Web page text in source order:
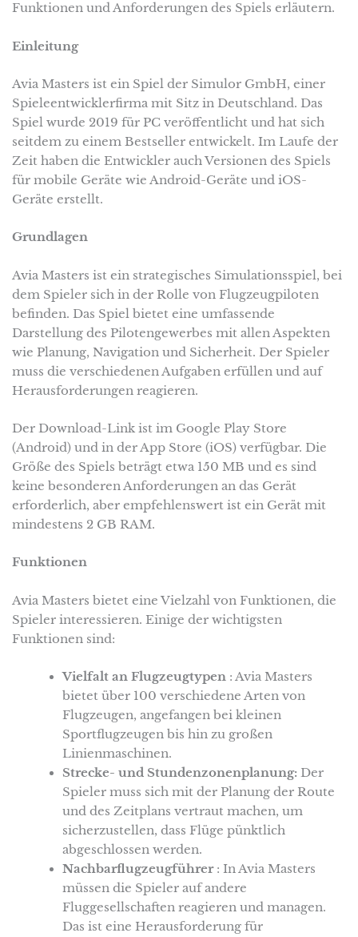
Funktionen und Anforderungen des Spiels erläutern.
Einleitung
Avia Masters ist ein Spiel der Simulor GmbH, einer
Spieleentwicklerfirma mit Sitz in Deutschland. Das
Spiel wurde 2019 für PC veröffentlicht und hat sich
seitdem zu einem Bestseller entwickelt. Im Laufe der
Zeit haben die Entwickler auch Versionen des Spiels
für mobile Geräte wie Android-Geräte und iOS-
Geräte erstellt.
Grundlagen
Avia Masters ist ein strategisches Simulationsspiel, bei
dem Spieler sich in der Rolle von Flugzeugpiloten
befinden. Das Spiel bietet eine umfassende
Darstellung des Pilotengewerbes mit allen Aspekten
wie Planung, Navigation und Sicherheit. Der Spieler
muss die verschiedenen Aufgaben erfüllen und auf
Herausforderungen reagieren.
Der Download-Link ist im Google Play Store
(Android) und in der App Store (iOS) verfügbar. Die
Größe des Spiels beträgt etwa 150 MB und es sind
keine besonderen Anforderungen an das Gerät
erforderlich, aber empfehlenswert ist ein Gerät mit
mindestens 2 GB RAM.
Funktionen
Avia Masters bietet eine Vielzahl von Funktionen, die
Spieler interessieren. Einige der wichtigsten
Funktionen sind:
Vielfalt an Flugzeugtypen : Avia Masters
bietet über 100 verschiedene Arten von
Flugzeugen, angefangen bei kleinen
Sportflugzeugen bis hin zu großen
Linienmaschinen.
Strecke- und Stundenzonenplanung:Der
Spieler muss sich mit der Planung der Route
und des Zeitplans vertraut machen, um
sicherzustellen, dass Flüge pünktlich
abgeschlossen werden.
Nachbarflugzeugführer : In Avia Masters
müssen die Spieler auf andere
Fluggesellschaften reagieren und managen.
Das ist eine Herausforderung für